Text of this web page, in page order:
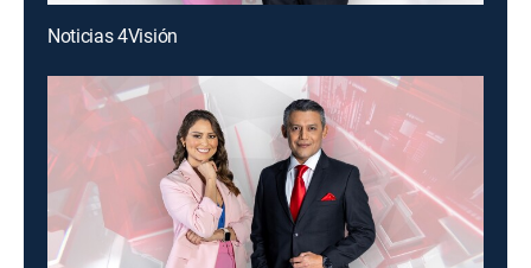
Noticias 4Visión